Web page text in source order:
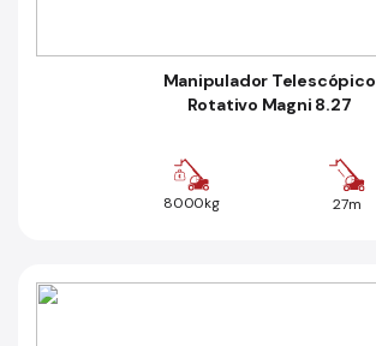
Manipulador Telescópico
Rotativo Magni 8.27
8000kg 27m